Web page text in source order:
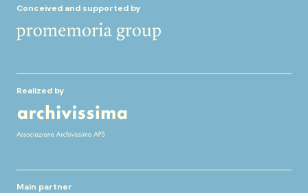
Conceived and supported by
Realized by
Main partner